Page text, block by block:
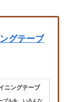
グテーブ
ニングテーブ
ブルを、いろんな